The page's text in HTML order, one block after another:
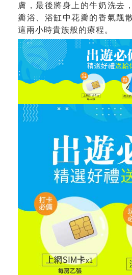
膚，最後將身上的牛奶洗去
瓣浴、浴缸中花瓣的香氣飄
這兩小時貴族般的療程。